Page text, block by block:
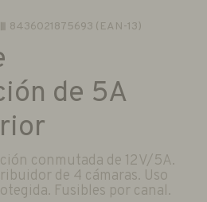
8436021875693 (EAN-13)
de 5A
conmutada de 12V/5A.
de 4 cámaras. Uso
Fusibles por canal.